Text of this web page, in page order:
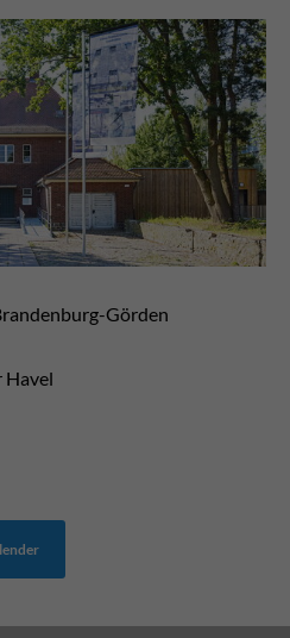
Görden
Havel